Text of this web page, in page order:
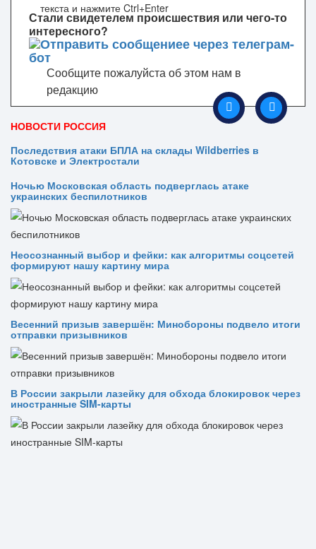
Стали свидетелем происшествия или чего-то
интересного?
Сообщите пожалуйста об этом нам в
редакцию
текста и нажмите Ctrl+Enter
НОВОСТИ РОССИЯ
Последствия атаки БПЛА на склады Wildberries в
Котовске и Электростали
Ночью Московская область подверглась атаке
украинских беспилотников
Неосознанный выбор и фейки: как алгоритмы соцсетей
формируют нашу картину мира
Весенний призыв завершён: Минобороны подвело итоги
отправки призывников
В России закрыли лазейку для обхода блокировок через
иностранные SIM-карты